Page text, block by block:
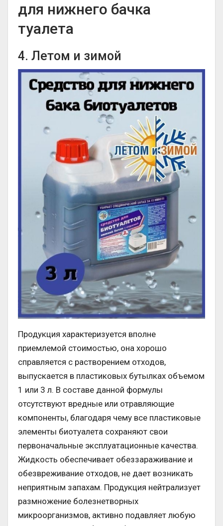
для нижнего бачка
туалета
4. Летом и зимой
Продукция характеризуется вполне
приемлемой стоимостью, она хорошо
справляется с растворением отходов,
выпускается в пластиковых бутылках объемом
1 или 3 л. В составе данной формулы
отсутствуют вредные или отравляющие
компоненты, благодаря чему все пластиковые
элементы биотуалета сохраняют свои
первоначальные эксплуатационные качества.
Жидкость обеспечивает обеззараживание и
обезвреживание отходов, не дает возникать
неприятным запахам. Продукция нейтрализует
размножение болезнетворных
микроорганизмов, активно подавляет любую